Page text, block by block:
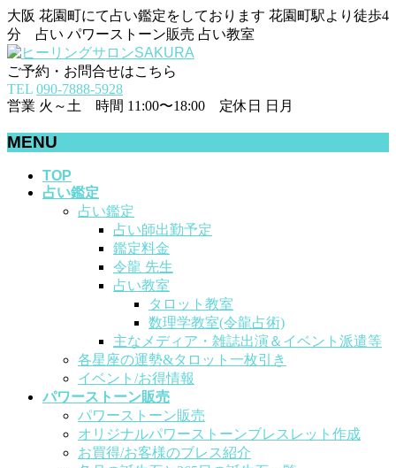
大阪 花園町にて占い鑑定をしております 花園町駅より徒歩4
分 占い パワーストーン販売 占い教室
ご予約・お問合せはこちら
TEL 090-7888-5928
営業 火～土 時間 11:00〜18:00 定休日 日月
MENU
TOP
占い鑑定
占い鑑定
占い師出勤予定
鑑定料金
令龍 先生
占い教室
タロット教室
数理学教室(令龍占術)
主なメディア・雑誌出演＆イベント派遣等
各星座の運勢&タロット一枚引き
イベント/お得情報
パワーストーン販売
パワーストーン販売
オリジナルパワーストーンブレスレット作成
お買得/お客様のブレス紹介